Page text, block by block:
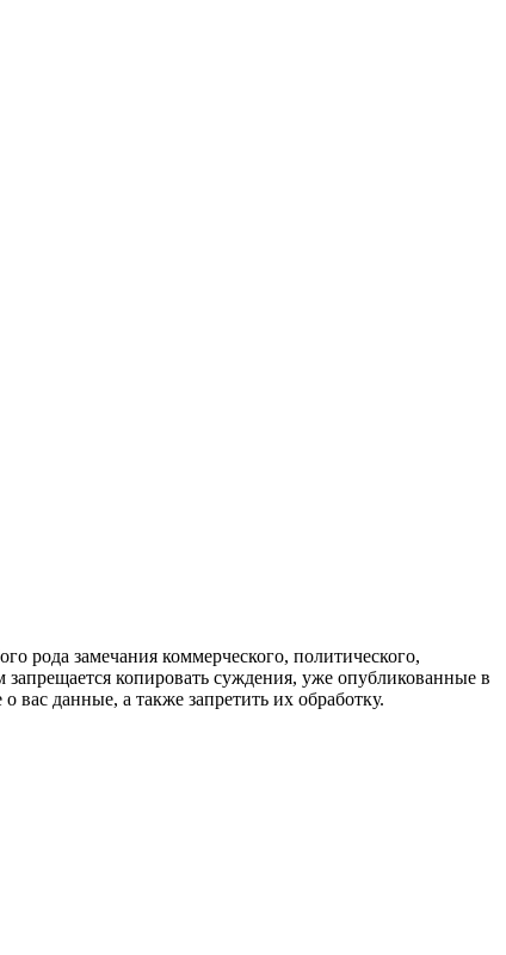
рода замечания коммерческого, политического,
копировать суждения, уже опубликованные в
вас данные, а также запретить их обработку.